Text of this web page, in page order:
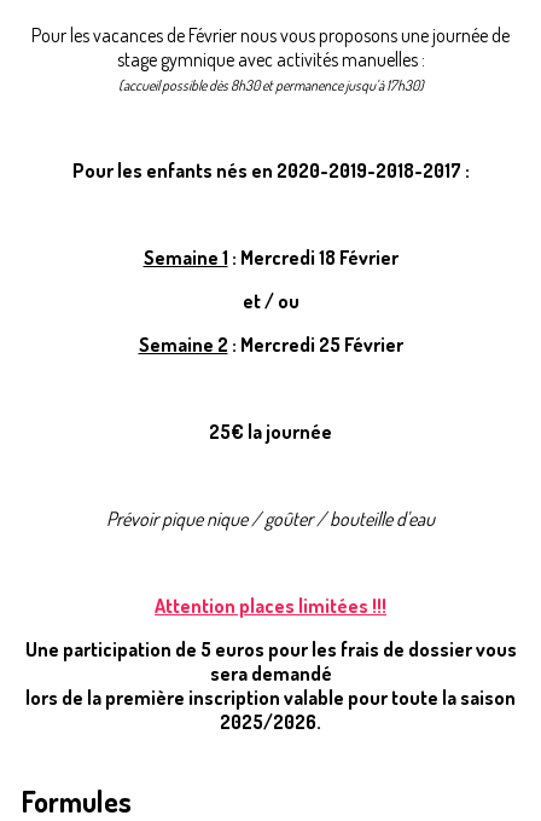
Pour les vacances de Février nous vous proposons une journée de
stage gymnique avec activités manuelles :
(accueil possible dès 8h30 et permanence jusqu'à 17h30)
Pour les enfants nés en 2020-2019-2018-2017 :
Semaine 1 : Mercredi 18 Février
et / ou
Semaine 2 : Mercredi 25 Février
25€ la journée
Prévoir pique nique / goûter / bouteille d'eau
Attention places limitées !!!
Une participation de 5 euros pour les frais de dossier vous
sera demandé
lors de la première inscription valable pour toute la saison
2025/2026.
Formules